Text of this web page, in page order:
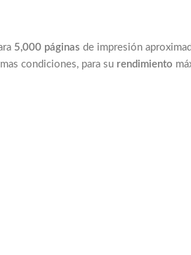
5,000 páginas de impresión
condiciones, para su rendimiento